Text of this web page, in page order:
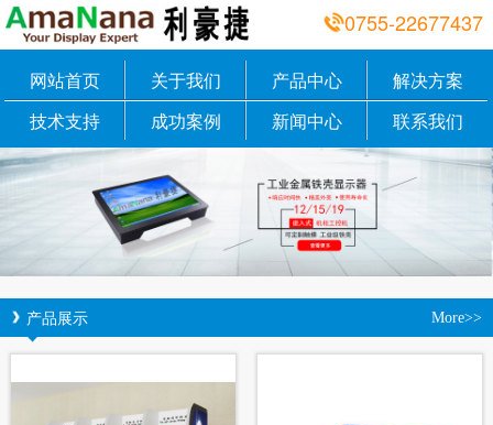
0755-22677437
网站首页 关于我们 产品中心
解决方案
技术支持
成功案例 新闻中心 联系我们
More>>
产品展示